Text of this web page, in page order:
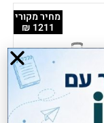
מחיר מקורי
1211 ₪